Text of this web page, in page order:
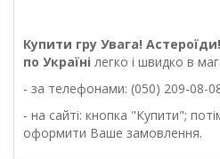
Купити гру Увага! Астероїди!
по Україні легко і швидко в
- за телефонами: (050) 209-08-
- на сайті: кнопка "Купити";
оформити Ваше замовлення.